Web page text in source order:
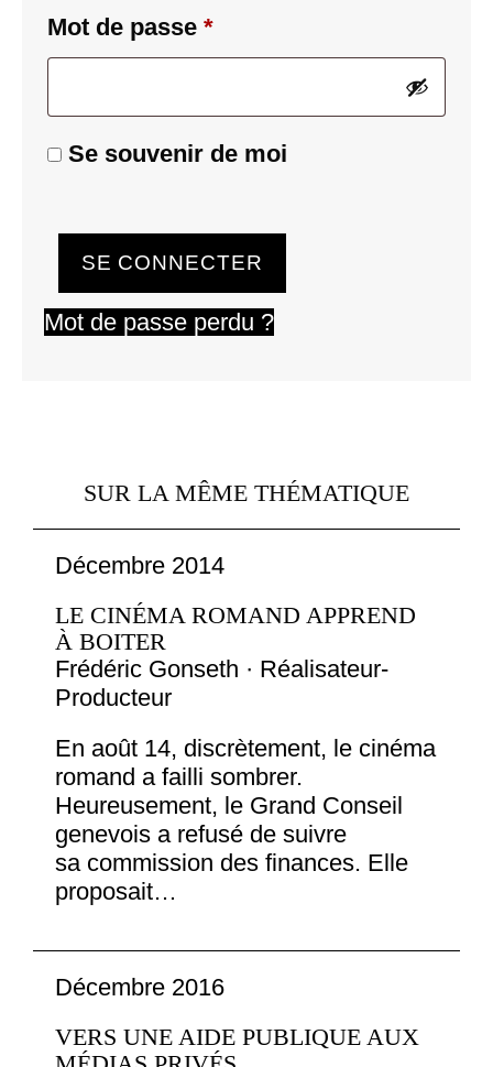
Mot de passe *
Se souvenir de moi
SE CONNECTER
Mot de passe perdu ?
SUR LA MÊME THÉMATIQUE
Décembre 2014
LE CINÉMA ROMAND APPREND
À BOITER
Frédéric Gonseth · Réalisateur-
Producteur
En août 14, discrètement, le cinéma
romand a failli sombrer.
Heureusement, le Grand Conseil
genevois a refusé de suivre
sa commission des finances. Elle
proposait…
Décembre 2016
VERS UNE AIDE PUBLIQUE AUX